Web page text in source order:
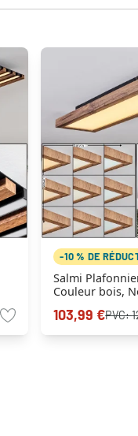
-10 % DE
Salmi
Couleur bois,
103,99 €PVC: